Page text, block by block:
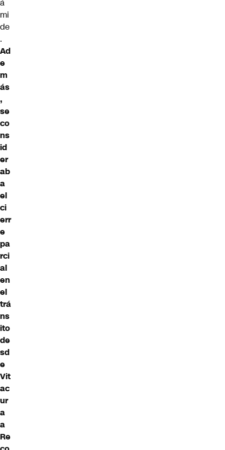
á
mi
de
.
Ad
e
m
ás
,
se
co
ns
id
er
ab
a
el
ci
err
e
pa
rci
al
en
el
trá
ns
ito
de
sd
e
Vit
ac
ur
a
a
Re